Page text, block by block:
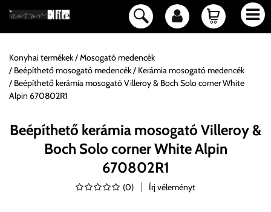
Konyhai termékek
Mosogató medencék
Beépíthető mosogató medencék
Kerámia mosogató medencék
Beépíthető kerámia mosogató Villeroy & Boch Solo corner White
Alpin 670802R1
Beépíthető kerámia mosogató Villeroy &
Boch Solo corner White Alpin
670802R1
(0) Írj véleményt